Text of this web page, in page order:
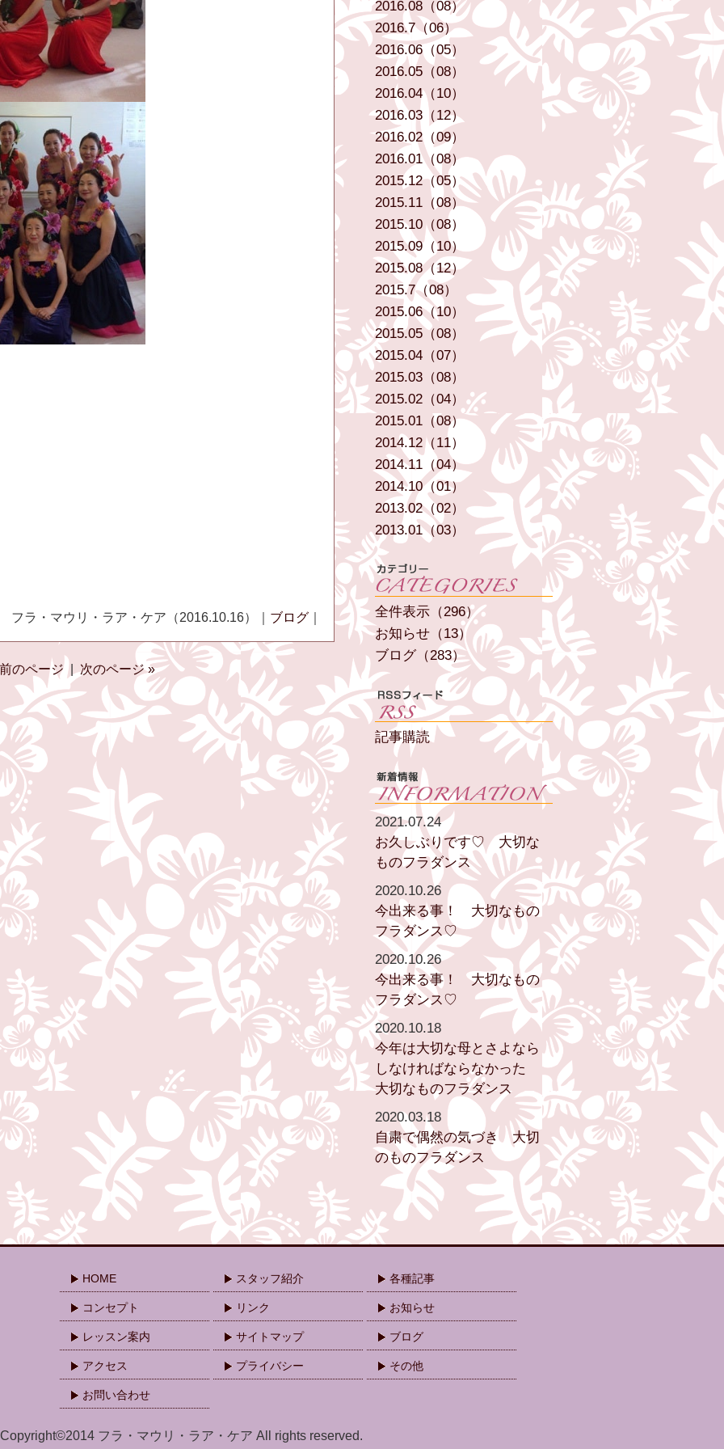
フラ・マウリ・ラア・ケア（2016.10.16）｜ ブログ
のページ |次のページ »
2016.08（08）
2016.7（06）
2016.06（05）
2016.05（08）
2016.04（10）
2016.03（12）
2016.02（09）
2016.01（08）
2015.12（05）
2015.11（08）
2015.10（08）
2015.09（10）
2015.08（12）
2015.7（08）
2015.06（10）
2015.05（08）
2015.04（07）
2015.03（08）
2015.02（04）
2015.01（08）
2014.12（11）
2014.11（04）
2014.10（01）
2013.02（02）
2013.01（03）
全件表示（296）
お知らせ（13）
ブログ（283）
記事購読
2021.07.24
お久しぶりです♡ 大切な
ものフラダンス
2020.10.26
今出来る事！ 大切なもの
フラダンス♡
2020.10.26
今出来る事！ 大切なもの
フラダンス♡
2020.10.18
今年は大切な母とさよなら
しなければならなかった
大切なものフラダンス
2020.03.18
自粛で偶然の気づき 大切
のものフラダンス
HOME
コンセプト
レッスン案内
アクセス
お問い合わせ
スタッフ紹介
リンク
サイトマップ
プライバシー
各種記事
お知らせ
ブログ
その他
Copyright©2014 フラ・マウリ・ラア・ケア All rights reserved.